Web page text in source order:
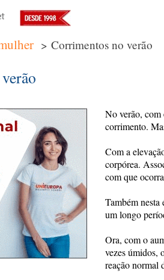
> Corrimentos no verão
No verão, com
corrimento.
Com a
corpórea.
com que
Também
um longo
Ora, com o
vezes úmidos,
reação normal